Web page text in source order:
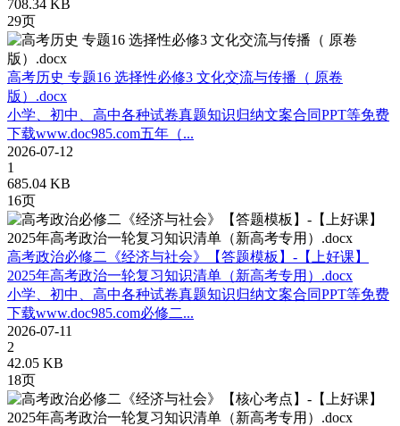
708.34 KB
29页
高考历史 专题16 选择性必修3 文化交流与传播（ 原卷
版）.docx
小学、初中、高中各种试卷真题知识归纳文案合同PPT等免费
下载www.doc985.com五年（...
2026-07-12
1
685.04 KB
16页
高考政治必修二《经济与社会》【答题模板】-【上好课】
2025年高考政治一轮复习知识清单（新高考专用）.docx
小学、初中、高中各种试卷真题知识归纳文案合同PPT等免费
下载www.doc985.com必修二...
2026-07-11
2
42.05 KB
18页